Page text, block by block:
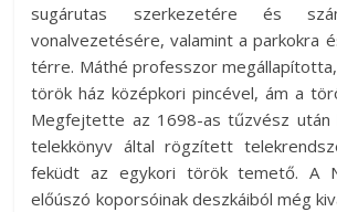
sugárutas szerkezetére és
vonalvezetésére, valamint a parkokra
térre. Máthé professzor
török ház középkori pincével, ám a
Megfejtette az 1698-as tűzvész után
telekkönyv által rögzített
feküdt az egykori török temető. A
előúszó koporsóinak deszkáiból még